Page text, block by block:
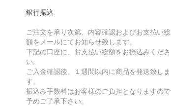
銀行振込
ご注文を承り次第、内容確認およびお支払い総
額をメールにてお知らせ致します。
下記の口座に、お支払い総額をお振込みくださ
い。
ご入金確認後、１週間以内に商品を発送致しま
す。
振込み手数料はお客様のご負担となりますので
予めご了承下さい。